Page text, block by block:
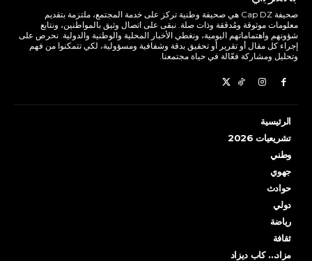
صحيفة Cap DZ هي صحيفة وطنية تركز على خدمة المجتمع، ملتزمة بتقديم
معلومات موثوقة ومُدققة وذات صلة. نبقى على اتصال وثيق بالمواطنين، ونتابع
شؤونهم واهتماماتهم اليومية، ونغطي الأخبار المحلية والوطنية والدولية. نحرص على
إجراء كل مقال أو تقرير أو تحقيق بدقة وشفافية ومسؤولية، لكي تتمكنوا من فهم
وتحليل ومشاركة فعّالة في حياة مجتمعنا.
الرئيسية
تشريعيات 2026
وطني
جهوي
حوادث
دولي
رياضة
ثقافة
مزاد… كاب ديزاد